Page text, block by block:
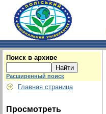
Поиск в архиве
Расширенный поиск
Главная страница
Просмотреть